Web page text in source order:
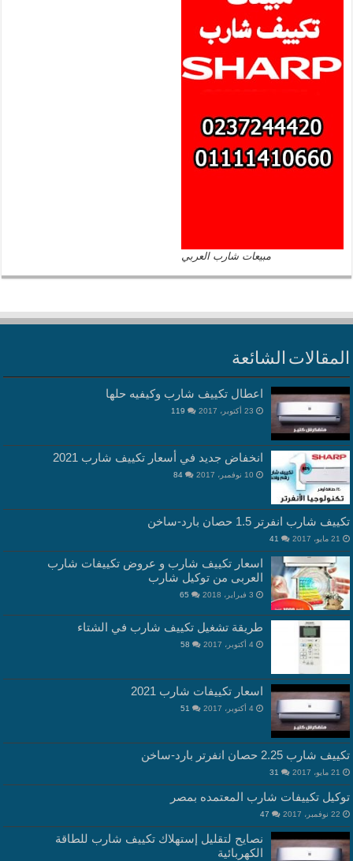
مبيعات شارب العربي
المقالات الشائعة
اعطال تكييف شارب وكيفيه حلها
23 أكتوبر، 2017 119
انخفاض جديد في أسعار تكييف شارب 2021
10 نوفمبر، 2017 84
تكييف شارب انفرتر 1.5 حصان بارد-ساخن
21 مايو، 2017 41
اسعار تكييف شارب و عروض تكييفات شارب
العربى من توكيل شارب
3 فبراير، 2018 65
طريقة تشغيل تكييف شارب في الشتاء
4 أكتوبر، 2017 58
اسعار تكييفات شارب 2021
4 أكتوبر، 2017 51
تكييف شارب 2.25 حصان انفرتر بارد-ساخن
21 مايو، 2017 31
توكيل تكييفات شارب المعتمده بمصر
22 نوفمبر، 2017 47
نصايح لتقليل إستهلاك تكييف شارب للطاقة
الكهربائية